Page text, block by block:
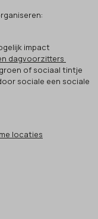
impact
dagvoorzitters
of sociaal tintje
sociale een sociale
locaties